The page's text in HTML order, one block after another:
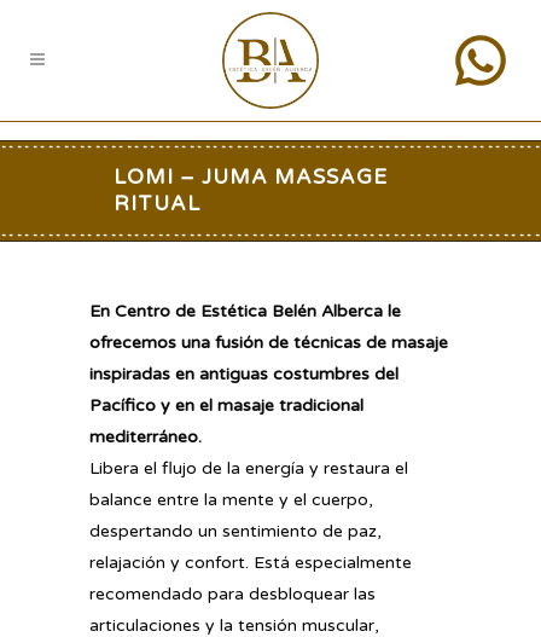
LOMI – JUMA MASSAGE
RITUAL
En Centro de Estética Belén Alberca le
ofrecemos una fusión de técnicas de masaje
inspiradas en antiguas costumbres del
Pacífico y en el masaje tradicional
mediterráneo.
Libera el flujo de la energía y restaura el
balance entre la mente y el cuerpo,
despertando un sentimiento de paz,
relajación y confort. Está especialmente
recomendado para desbloquear las
articulaciones y la tensión muscular,